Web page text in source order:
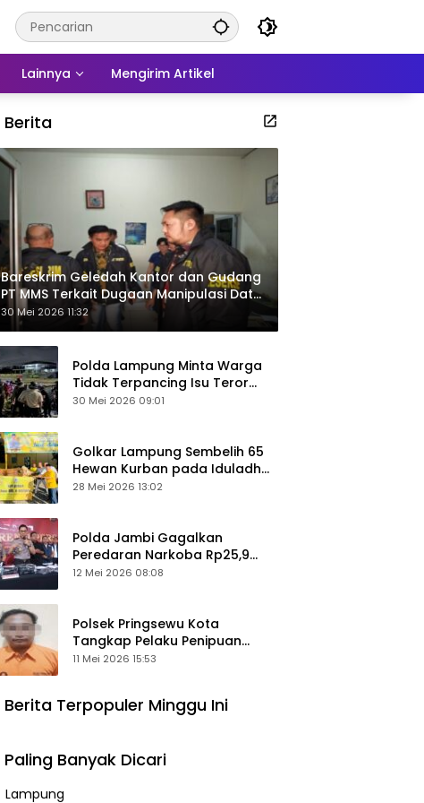
Lainnya Mengirim Artikel
Berita
Bareskrim Geledah Kantor dan Gudang
PT MMS Terkait Dugaan Manipulasi Data
Ekspor Sawit
30 Mei 2026 11:32
Polda Lampung Minta Warga
Tidak Terpancing Isu Teror
Pocong Palsu, Patroli
30 Mei 2026 09:01
Golkar Lampung Sembelih 65
Hewan Kurban pada Iduladha
1447 Hijriah
28 Mei 2026 13:02
Polda Jambi Gagalkan
Peredaran Narkoba Rp25,9
Miliar, Empat Tersangka
12 Mei 2026 08:08
Polsek Pringsewu Kota
Tangkap Pelaku Penipuan
Mobil, Sempat Kabur ke Jambi
11 Mei 2026 15:53
Berita Terpopuler Minggu Ini
Paling Banyak Dicari
Lampung